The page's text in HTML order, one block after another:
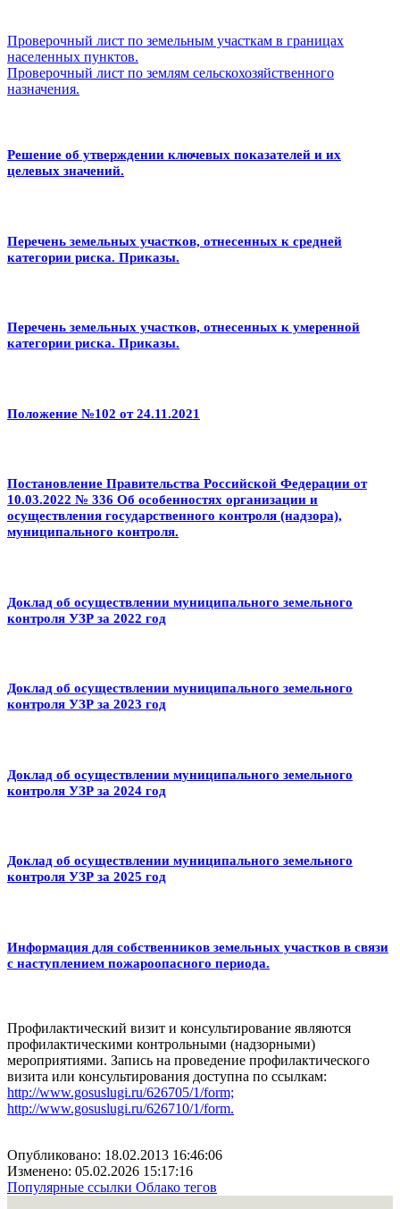
Проверочный лист по земельным участкам в границах
населенных пунктов.
Проверочный лист по землям сельскохозяйственного
назначения.
Решение об утверждении ключевых показателей и их
целевых значений.
Перечень земельных участков, отнесенных к средней
категории риска. Приказы.
Перечень земельных участков, отнесенных к умеренной
категории риска. Приказы.
Положение №102 от 24.11.2021
Постановление Правительства Российской Федерации от
10.03.2022 № 336 Об особенностях организации и
осуществления государственного контроля (надзора),
муниципального контроля.
Доклад об осуществлении муниципального земельного
контроля УЗР за 2022 год
Доклад об осуществлении муниципального земельного
контроля УЗР за 2023 год
Доклад об осуществлении муниципального земельного
контроля УЗР за 2024 год
Доклад об осуществлении муниципального земельного
контроля УЗР за 2025 год
Информация для собственников земельных участков в связи
с наступлением пожароопасного периода.
Профилактический визит и консультирование являются
профилактическими контрольными (надзорными)
мероприятиями. Запись на проведение профилактического
визита или консультирования доступна по ссылкам:
http://www.gosuslugi.ru/626705/1/form;
http://www.gosuslugi.ru/626710/1/form.
Опубликовано: 18.02.2013 16:46:06
Изменено: 05.02.2026 15:17:16
Популярные ссылки Облако тегов